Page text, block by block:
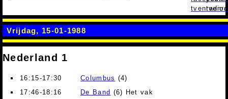
Vrijdag, 15-01-1988
Nederland 1
16:15-17:30 Columbus (4)
17:46-18:16
De Band (6) Het vak